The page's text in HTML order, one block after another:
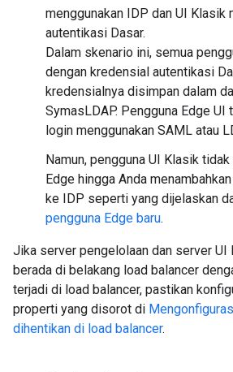
menggunakan IDP dan UI Klasik
autentikasi Dasar.
Dalam skenario ini, semua
dengan kredensial autentikasi
kredensialnya disimpan dalam
SymasLDAP. Pengguna Edge
login menggunakan SAML atau
Namun, pengguna UI Klasik
Edge hingga Anda
ke IDP seperti yang dijelaskan
pengguna Edge baru.
Jika server pengelolaan dan server UI
berada di belakang load balancer
terjadi di load balancer, pastikan
properti yang disorot di
dihentikan di load balancer.